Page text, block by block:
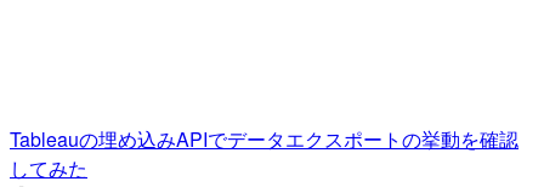
Tableauの埋め込みAPIでデータエクスポートの挙動を確認
してみた